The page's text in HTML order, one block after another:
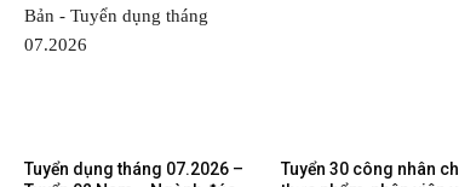
Tuyển dụng tháng 07.2026 –
Tuyển 30 công nhân